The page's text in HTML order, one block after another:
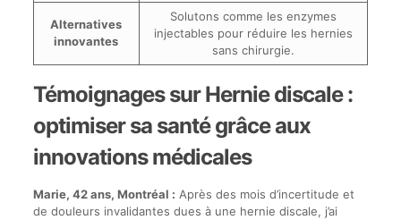
Alternatives
innovantes
Solutons comme les enzymes
injectables pour réduire les hernies
sans chirurgie.
Témoignages sur Hernie discale :
optimiser sa santé grâce aux
innovations médicales
Marie, 42 ans, Montréal : Après des mois d’incertitude et
de douleurs invalidantes dues à une hernie discale, j’ai